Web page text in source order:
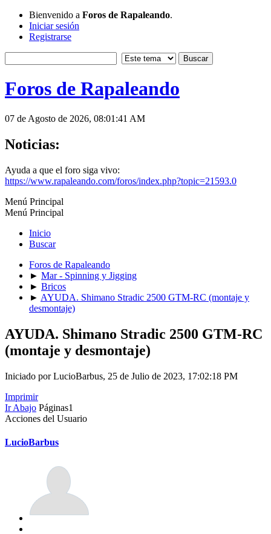
Bienvenido a Foros de Rapaleando.
Iniciar sesión
Registrarse
Foros de Rapaleando
07 de Agosto de 2026, 08:01:41 AM
Noticias:
Ayuda a que el foro siga vivo:
https://www.rapaleando.com/foros/index.php?topic=21593.0
Menú Principal
Menú Principal
Inicio
Buscar
Foros de Rapaleando
► Mar - Spinning y Jigging
► Bricos
► AYUDA. Shimano Stradic 2500 GTM-RC (montaje y
desmontaje)
AYUDA. Shimano Stradic 2500 GTM-RC
(montaje y desmontaje)
Iniciado por LucioBarbus, 25 de Julio de 2023, 17:02:18 PM
Imprimir
Ir Abajo Páginas1
Acciones del Usuario
LucioBarbus